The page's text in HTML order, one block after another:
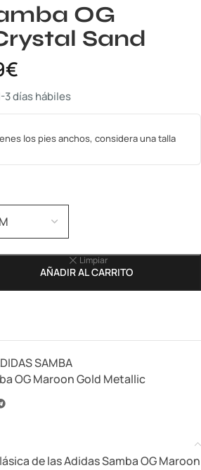
OG
Sand
€
3 días hábiles
los pies anchos, considera una talla
Limpiar
AÑADIR AL CARRITO
SAMBA
OG Maroon Gold Metallic
de las Adidas Samba OG Maroon